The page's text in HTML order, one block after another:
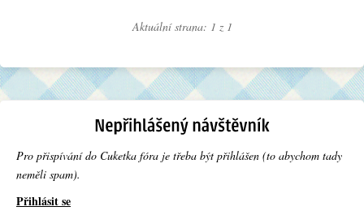
Aktuální strana: 1 z 1
Pro přispívání do Cuketka fóra je třeba být přihlášen (to abychom tady
neměli spam).
Přihlásit se